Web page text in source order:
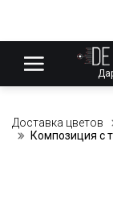
Доставка цветов
Композиция с